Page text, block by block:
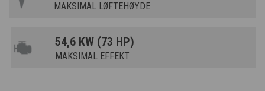
MAKSIMAL LØFTEHØYDE
54,6 KW (73 HP)
MAKSIMAL EFFEKT